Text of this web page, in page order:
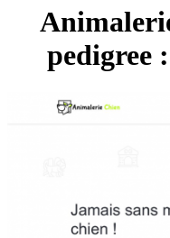
pedigree